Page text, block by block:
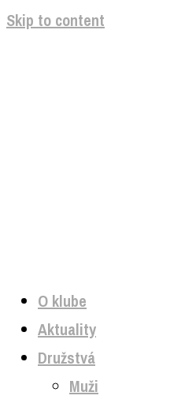
Skip to content
O klube
Aktuality
Družstvá
Muži